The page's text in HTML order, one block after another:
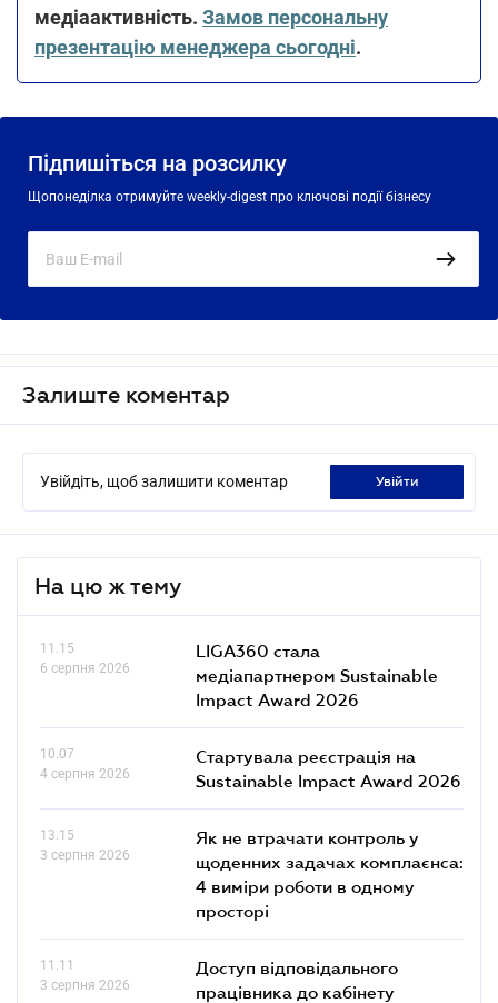
медіаактивність. Замов персональну
презентацію менеджера сьогодні.
Підпишіться на розсилку
Щопонеділка отримуйте weekly-digest про ключові події бізнесу
Залиште коментар
Увійдіть, щоб залишити коментар увійти
На цю ж тему
11.15
6 серпня 2026
LIGA360 стала
медіапартнером Sustainable
Impact Award 2026
10.07
4 серпня 2026
Стартувала реєстрація на
Sustainable Impact Award 2026
13.15
3 серпня 2026
Як не втрачати контроль у
щоденних задачах комплаєнса:
4 виміри роботи в одному
просторі
11.11
3 серпня 2026
Доступ відповідального
працівника до кабінету